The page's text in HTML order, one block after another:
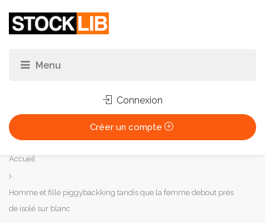
Connexion
Créer un compte
Vous
êtes
ici :
Accueil
Homme et fille piggybackking tandis que la femme debout près
de isolé sur blanc